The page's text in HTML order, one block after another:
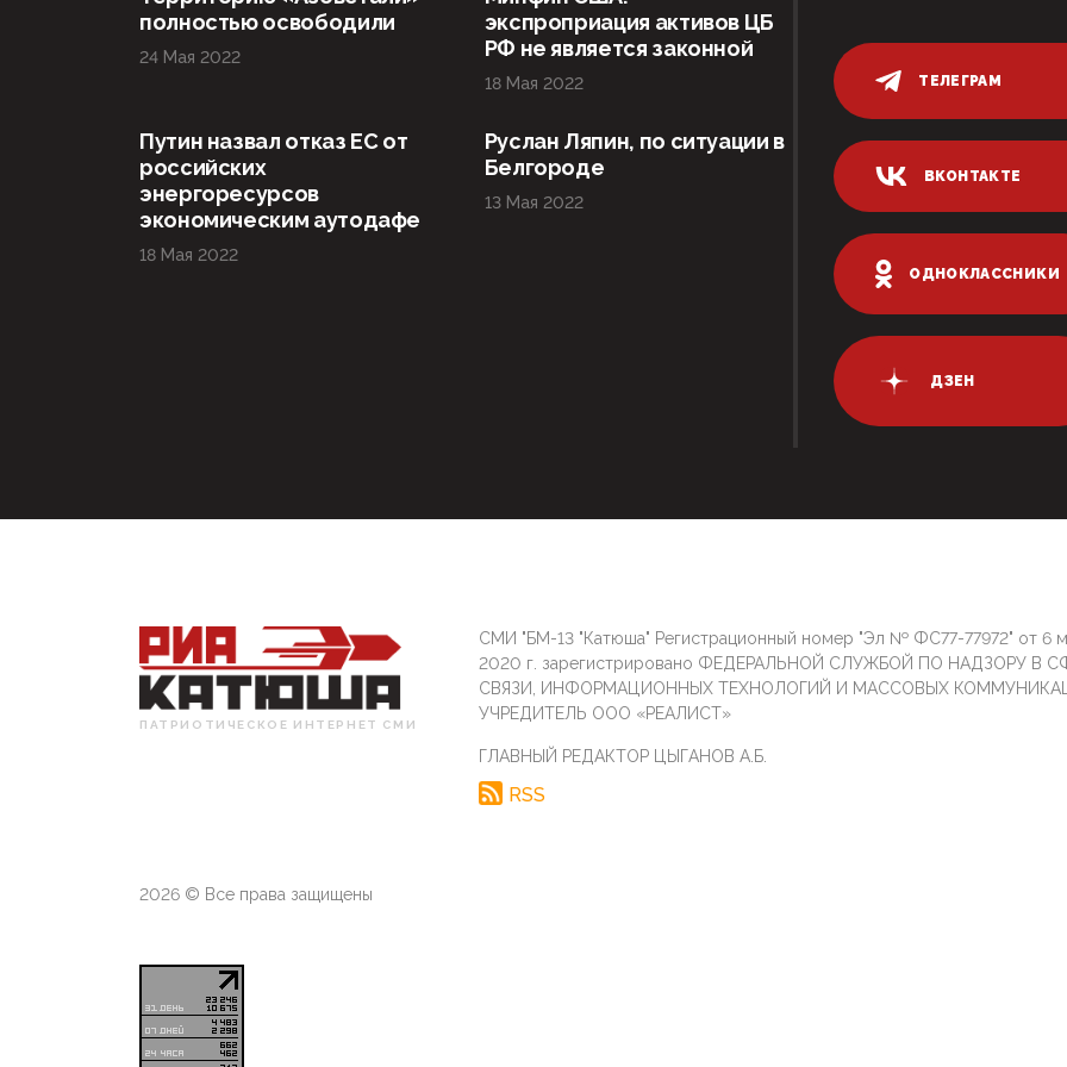
полностью освободили
24 Мая 2022
экспроприация активов ЦБ
РФ не является законной
18 Мая 2022
Путин назвал отказ ЕС от
российских
энергоресурсов
экономическим аутодафе
18 Мая 2022
Руслан Ляпин, по ситуации в
Белгороде
13 Мая 2022
ТЕЛЕГРАМ
ВКОНТАКТЕ
ОДНОКЛАССНИКИ
ДЗЕН
ПАТРИОТИЧЕСКОЕ ИНТЕРНЕТ СМИ
СМИ "БМ-13 "Катюша" Регистрационный номер "Эл № ФС77-77972" от 6
2020 г. зарегистрировано ФЕДЕРАЛЬНОЙ СЛУЖБОЙ ПО НАДЗОРУ В
СВЯЗИ, ИНФОРМАЦИОННЫХ ТЕХНОЛОГИЙ И МАССОВЫХ
УЧРЕДИТЕЛЬ ООО «РЕАЛИСТ»
ГЛАВНЫЙ РЕДАКТОР ЦЫГАНОВ А.Б.
RSS
2026 © Все права защищены